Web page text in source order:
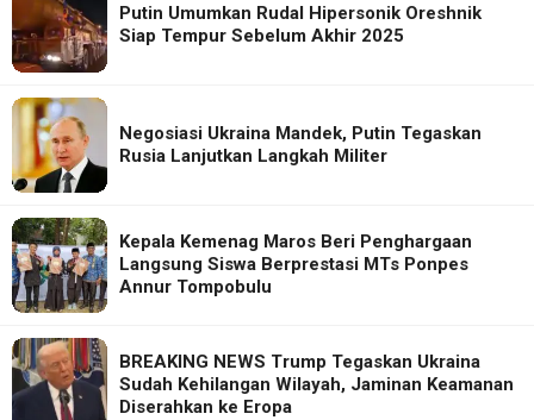
Putin Umumkan Rudal Hipersonik Oreshnik
Siap Tempur Sebelum Akhir 2025
Negosiasi Ukraina Mandek, Putin Tegaskan
Rusia Lanjutkan Langkah Militer
Kepala Kemenag Maros Beri Penghargaan
Langsung Siswa Berprestasi MTs Ponpes
Annur Tompobulu
BREAKING NEWS Trump Tegaskan Ukraina
Sudah Kehilangan Wilayah, Jaminan Keamanan
Diserahkan ke Eropa